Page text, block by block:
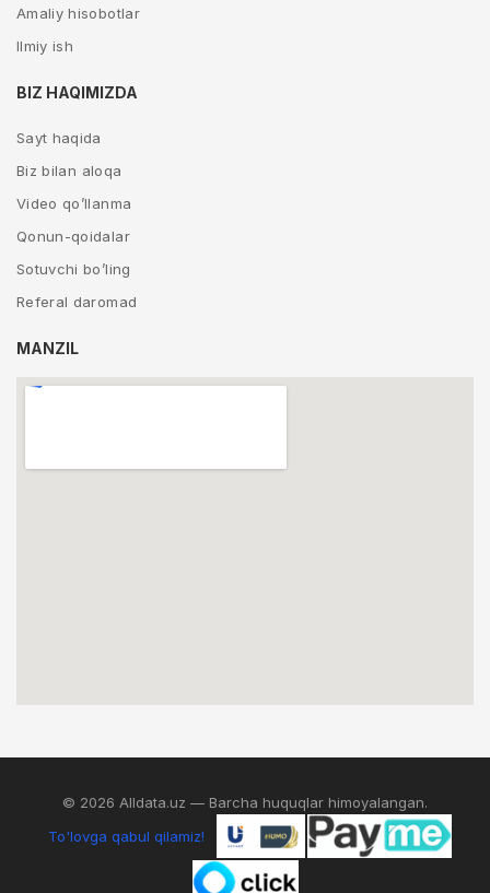
Amaliy hisobotlar
Ilmiy ish
BIZ HAQIMIZDA
Sayt haqida
Biz bilan aloqa
Video qo’llanma
Qonun-qoidalar
Sotuvchi bo’ling
Referal daromad
MANZIL
© 2026 Alldata.uz — Barcha huquqlar himoyalangan.
To'lovga qabul qilamiz!